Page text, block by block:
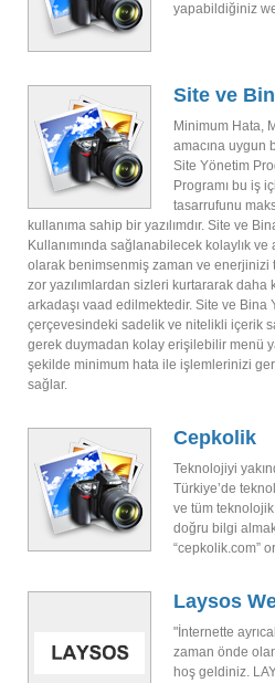
yapabildiğiniz
Site ve
Minimum Hata,
amacına uygun
Site Yönetim
Programı bu iş
tasarrufunu
kullanıma sahip bir yazılımdır. Site ve
Kullanımında sağlanabilecek kolaylık
olarak benimsenmiş zaman ve enerjinizi
zor yazılımlardan sizleri kurtararak
arkadaşı vaad edilmektedir. Site ve Bina
çerçevesindeki sadelik ve nitelikli içerik
gerek duymadan kolay erişilebilir menü
şekilde minimum hata ile işlemlerinizi
sağlar.
Cepkolik
Teknolojiyi
Türkiye’de
ve tüm
doğru bilgi
“cepkolik.com”
Laysos
"İnternette
zaman önde
hoş geldiniz.